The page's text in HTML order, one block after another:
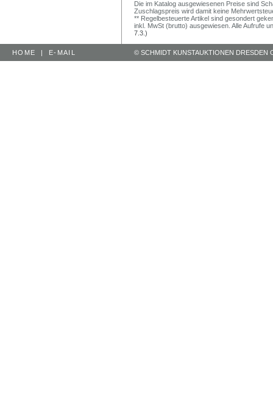
Die im Katalog ausgewiesenen Preise sind
Zuschlagspreis wird damit keine
** Regelbesteuerte Artikel sind gesondert
inkl. MwSt (brutto) ausgewiesen. Alle Aufrufe
7.3.)
HOME | E-MAIL © SCHMIDT KUNSTAUKTIONEN DRESDEN